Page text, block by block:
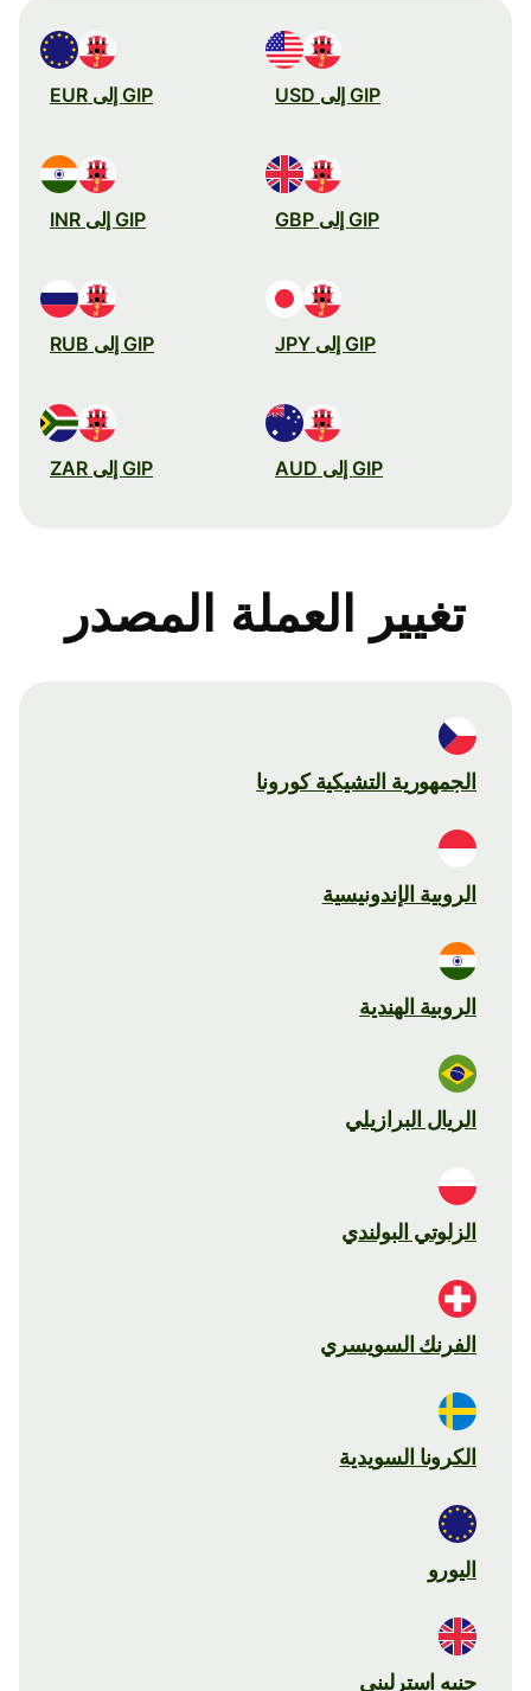
GIP إلى USD GIP إلى EUR
GIP إلى GBP GIP إلى INR
GIP إلى JPY GIP إلى RUB
GIP إلى AUD GIP إلى ZAR
تغيير العملة المصدر
الجمهورية التشيكية كورونا
الروبية الإندونيسية
الروبية الهندية
الريال البرازيلي
الزلوتي البولندي
الفرنك السويسري
الكرونا السويدية
اليورو
جنيه استرليني